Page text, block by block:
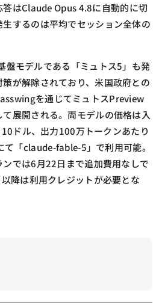
はClaude Opus 4.8に自動的に切
するのは平均でセッション全体の
盤モデルである「ミュトス5」も発
が解除されており、米国政府との
を通じてミュトスPreview
展開される。両モデルの価格は入
ドル、出力100万トークンあたり
「claude-fable-5」で利用可能。
では6月22日まで追加費用なしで
降は利用クレジットが必要とな